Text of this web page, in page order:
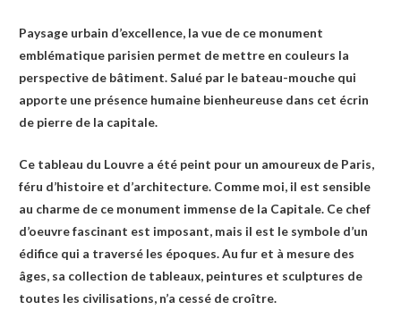
Paysage urbain d’excellence, la vue de ce monument
emblématique parisien permet de mettre en couleurs la
perspective de bâtiment. Salué par le bateau-mouche qui
apporte une présence humaine bienheureuse dans cet écrin
de pierre de la capitale.
Ce tableau du Louvre a été peint pour un amoureux de Paris,
féru d’histoire et d’architecture. Comme moi, il est sensible
au charme de ce monument immense de la Capitale. Ce chef
d’oeuvre fascinant est imposant, mais il est le symbole d’un
édifice qui a traversé les époques. Au fur et à mesure des
âges, sa collection de tableaux, peintures et sculptures de
toutes les civilisations, n’a cessé de croître.